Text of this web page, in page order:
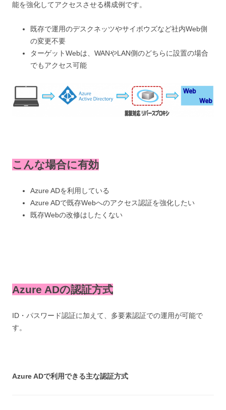
能を強化してアクセスさせる構成例です。
既存で運用のデスクネッツやサイボウズなど社内Web側
の変更不要
ターゲットWebは、WANやLAN側のどちらに設置の場合
でもアクセス可能
こんな場合に有効
Azure ADを利用している
Azure ADで既存Webへのアクセス認証を強化したい
既存Webの改修はしたくない
Azure ADの認証方式
ID・パスワード認証に加えて、多要素認証での運用が可能で
す。
Azure ADで利用できる主な認証方式